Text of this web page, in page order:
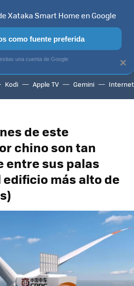
SMART TV SELECCIÓN
Kodi Apple TV Gemini Internet
de este
chino son tan
entre sus palas
más alto de
×
Xataka Smart Home en Google
como fuente preferida
una cuenta de Google